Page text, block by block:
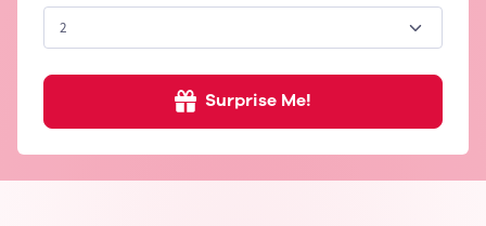
Surprise Me!